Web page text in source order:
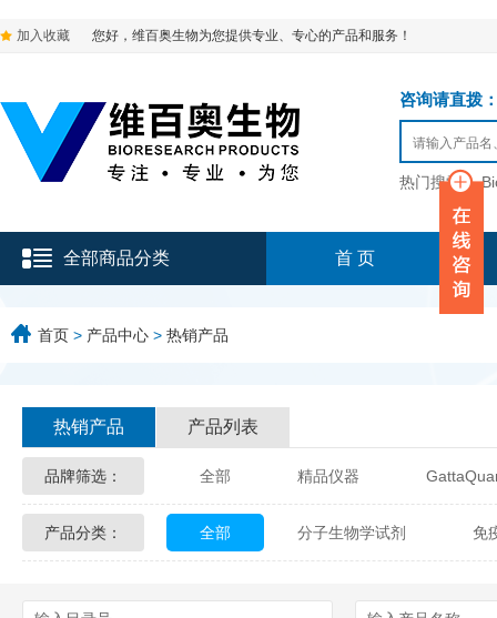
加入收藏 您好，维百奥生物为您提供专业、专心的产品和服务！
咨询请直拨
热门搜索：
全部商品分类 首 页
首页 > 产品中心 > 热销产品
热销产品 产品列表
品牌筛选： 全部 精品仪器
Glycon Biochem Sterlitech
产品分类： 全部 分子生物学试剂 免